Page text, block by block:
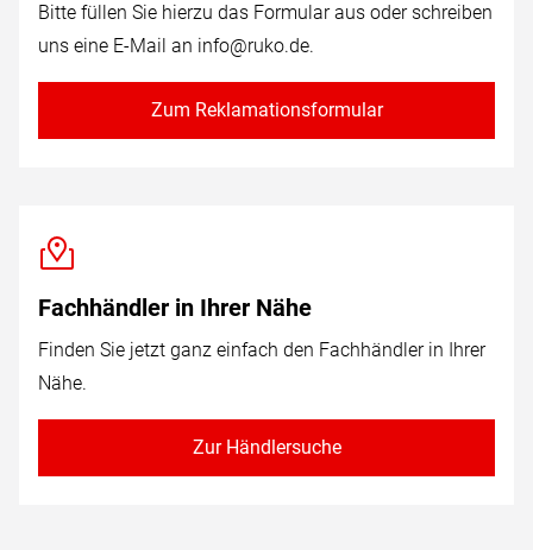
Bitte füllen Sie hierzu das Formular aus oder schreiben
uns eine E-Mail an info@ruko.de.
Zum Reklamationsformular
Fachhändler in Ihrer Nähe
Finden Sie jetzt ganz einfach den Fachhändler in Ihrer
Nähe.
Zur Händlersuche